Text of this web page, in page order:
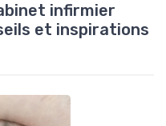
infirmier
et inspirations